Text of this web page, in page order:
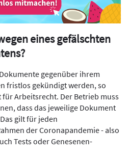
eines gefälschten
gegenüber ihrem
fristlos gekündigt werden, so
für Arbeitsrecht. Der Betrieb muss
dass das jeweilige Dokument
gilt für jeden
der Coronapandemie - also
Tests oder Genesenen-